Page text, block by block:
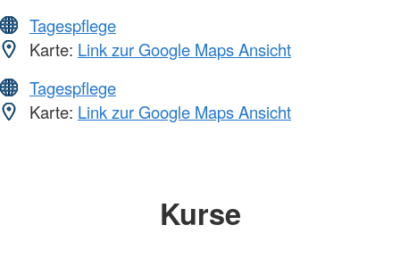
Tagespflege
Karte: Link zur Google Maps Ansicht
Tagespflege
Karte: Link zur Google Maps Ansicht
Kurse